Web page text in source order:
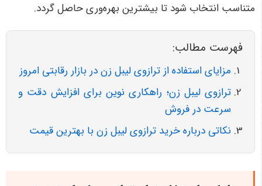
متناسب انتخاب شود تا بیشترین بهره‌وری حاصل گردد.
فهرست مطالب:
مزایای استفاده از ترازوی لیبل زن در بازار رقابتی امروز
ترازوی لیبل زن؛ راهکاری نوین برای افزایش دقت و
سرعت در فروش
نکاتی درباره خرید ترازوی لیبل زن با بهترین قیمت